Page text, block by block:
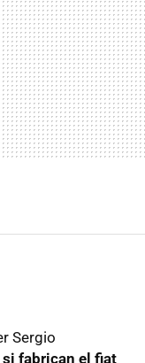
Sergio
si fabrican el fiat